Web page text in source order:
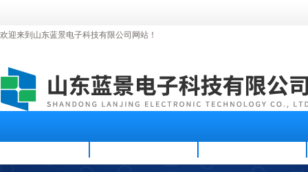
欢迎来到山东蓝景电子科技有限公司网站！